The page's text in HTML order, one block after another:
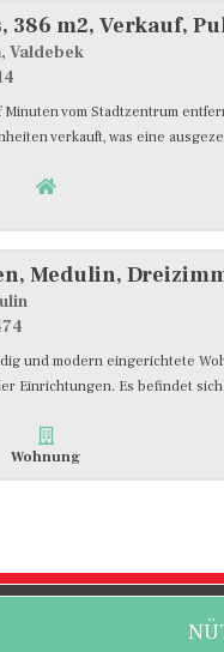
386 m2, Verkauf,
Valdebek
Minuten vom Stadtzentrum
verkauft, was eine
Medulin,
und modern eingerichtete
Einrichtungen. Es befindet
Wohnung